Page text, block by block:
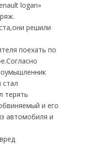
logan»
решили
поехать по
стал
терять
и его
автомобиля и